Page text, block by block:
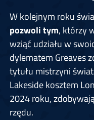
W kolejnym roku
pozwoli tym, którzy
wziąć udziału w
dylematem Greaves
tytułu mistrzyni
Lakeside kosztem
2024 roku,
rzędu.